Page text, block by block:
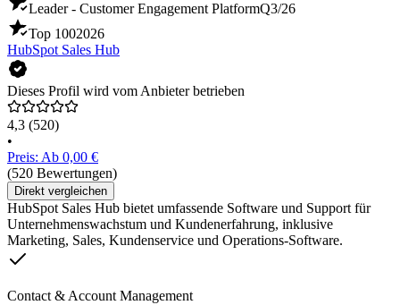
Leader - Customer Engagement PlatformQ3/26
Top 1002026
HubSpot Sales Hub
Dieses Profil wird vom Anbieter betrieben
4,3 (520)
•
Preis: Ab 0,00 €
(520 Bewertungen)
Direkt vergleichen
HubSpot Sales Hub bietet umfassende Software und Support für
Unternehmenswachstum und Kundenerfahrung, inklusive
Marketing, Sales, Kundenservice und Operations-Software.
Contact & Account Management